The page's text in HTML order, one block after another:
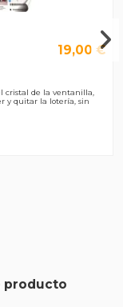
19,00 €
cristal de la ventanilla,
y quitar la lotería, sin
producto